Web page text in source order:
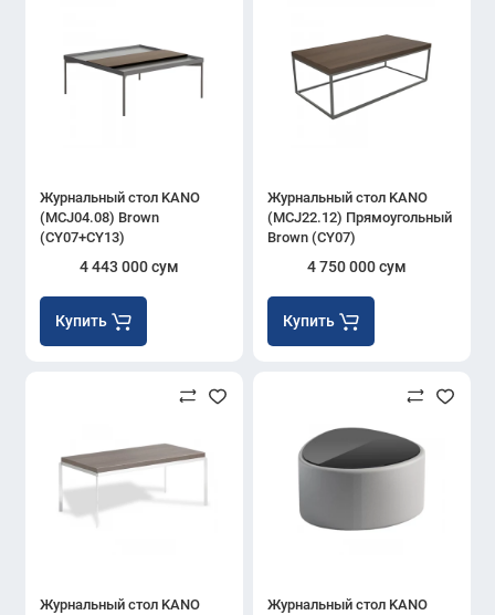
Журнальный стол KANO
(MCJ04.08) Brown
(CY07+CY13)
4 443 000 сум
Купить
Журнальный стол KANO
(MCJ22.12) Прямоугольный
Brown (CY07)
4 750 000 сум
Купить
Журнальный стол KANO
Журнальный стол KANO